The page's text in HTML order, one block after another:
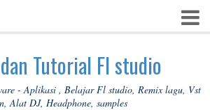
Tutorial Fl studio
- Aplikasi , Belajar Fl studio, Remix lagu, Vst
Alat DJ, Headphone, samples